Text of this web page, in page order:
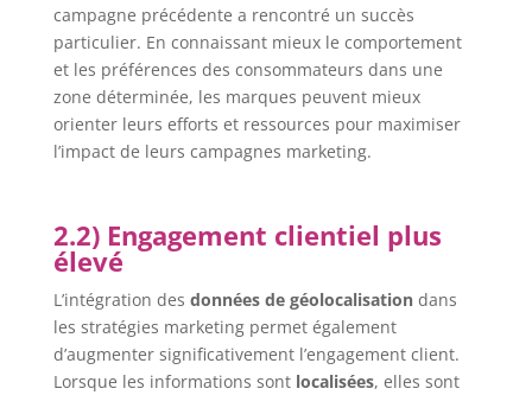
campagne précédente a rencontré un succès
particulier. En connaissant mieux le comportement
et les préférences des consommateurs dans une
zone déterminée, les marques peuvent mieux
orienter leurs efforts et ressources pour maximiser
l’impact de leurs campagnes marketing.
2.2) Engagement clientiel plus
élevé
L’intégration des données de géolocalisationdans
les stratégies marketing permet également
d’augmenter significativement l’engagement client.
Lorsque les informations sont localisées, elles sont